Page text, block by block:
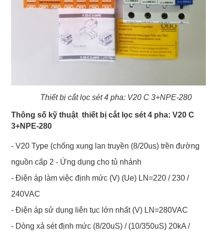
Thiết bị cắt lọc sét 4 pha: V20 C 3+NPE-280
Thông số kỹ thuật thiết bị cắt lọc sét 4 pha: V20 C
3+NPE-280
- V20 Type (chống xung lan truyền (8/20us) trền đường
nguồn cấp 2 - Ứng dụng cho tủ nhánh
- Điện áp làm việc định mức (V) (Ue) LN=220 / 230 /
240VAC
- Điện áp sử dụng liên tục lớn nhất (V) LN=280VAC
- Dòng xả sét định mức (8/20uS) / (10/350uS) 20kA /